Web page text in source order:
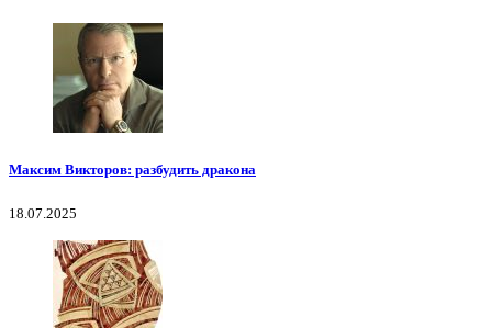
Максим Викторов: разбудить дракона
18.07.2025